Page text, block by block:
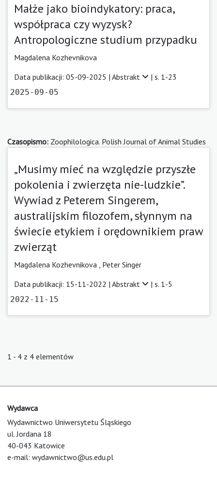
Małże jako bioindykatory: praca,
współpraca czy wyzysk?
Antropologiczne studium przypadku
Magdalena Kozhevnikova
Data publikacji: 05-09-2025 | Abstrakt | s. 1-23
2025-09-05
Czasopismo: Zoophilologica. Polish Journal of Animal Studies
„Musimy mieć na względzie przyszłe
pokolenia i zwierzęta nie-ludzkie”.
Wywiad z Peterem Singerem,
australijskim filozofem, słynnym na
świecie etykiem i orędownikiem praw
zwierząt
Magdalena Kozhevnikova
Peter Singer
Data publikacji: 15-11-2022 | Abstrakt | s. 1-5
2022-11-15
1 - 4 z 4 elementów
Wydawca
Wydawnictwo Uniwersytetu Śląskiego
ul. Jordana 18
40-043 Katowice
e-mail: wydawnictwo@us.edu.pl